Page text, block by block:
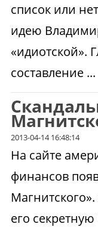
список или
идею
«идиотской».
составление ...
2013-04-14 16:48:14
На сайте
финансов
его